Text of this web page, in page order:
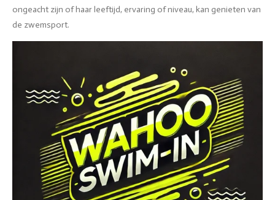
ongeacht zijn of haar leeftijd, ervaring of niveau, kan genieten van
de zwemsport.